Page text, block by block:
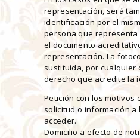
representación, será
identificación por el
persona que representa
el documento
representación. La
sustituida, por cualquier
derecho que acredite la
Petición con los motivos
solicitud o información a
acceder.
Domicilio a efecto de